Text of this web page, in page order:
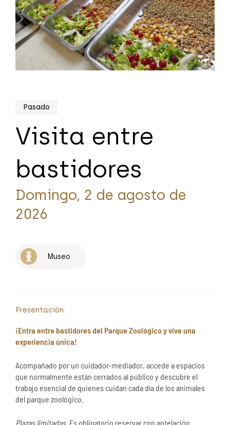
Pasado
Visita entre
bastidores
Domingo, 2 de agosto de
2026
Museo
Presentación:
¡Entra entre bastidores del Parque Zoológico y vive una
experiencia única!
Acompañado por un cuidador-mediador, accede a espacios
que normalmente están cerrados al público y descubre el
trabajo esencial de quienes cuidan cada día de los animales
del parque zoológico.
Plazas limitadas. Es obligatorio reservar con antelación.